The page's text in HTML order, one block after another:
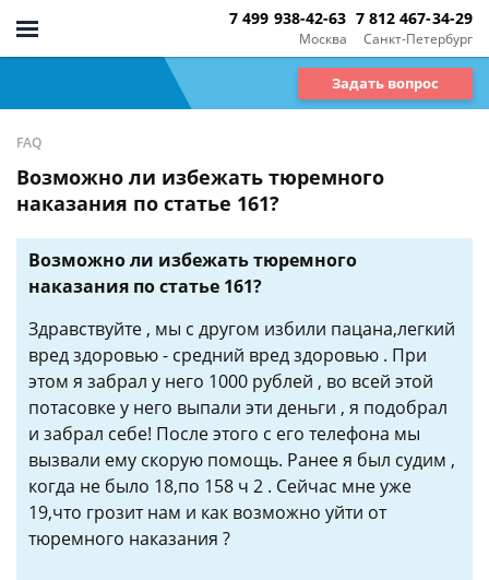
Москва
7 499 938-42-63
Санкт-Петербург
7 812 467-34-29
Задать вопрос
FAQ
Возможно ли избежать тюремного
наказания по статье 161?
Возможно ли избежать тюремного
наказания по статье 161?
Здравствуйте , мы с другом избили пацана,легкий
вред здоровью - средний вред здоровью . При
этом я забрал у него 1000 рублей , во всей этой
потасовке у него выпали эти деньги , я подобрал
и забрал себе! После этого с его телефона мы
вызвали ему скорую помощь. Ранее я был судим ,
когда не было 18,по 158 ч 2 . Сейчас мне уже
19,что грозит нам и как возможно уйти от
тюремного наказания ?